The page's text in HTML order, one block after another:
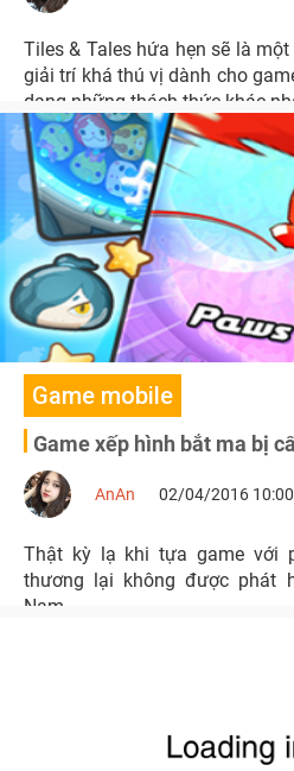
Tiles & Tales hứa hẹn sẽ là
giải trí khá thú vị dành cho
dạng những thách thức khác
Game mobile
Game xếp hình bắt ma bị
AnAn 02/04/2016
Thật kỳ lạ khi tựa game với
thương lại không được phát
Nam